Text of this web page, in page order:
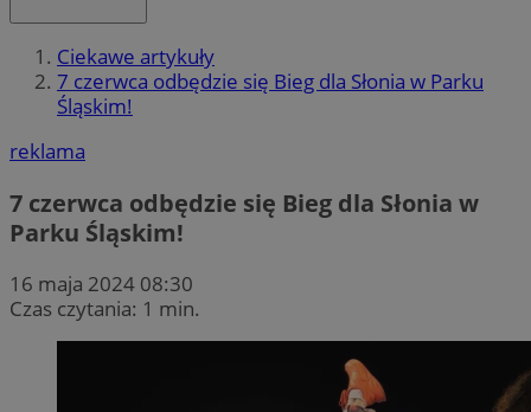
Ciekawe artykuły
7 czerwca odbędzie się Bieg dla Słonia w Parku
Śląskim!
reklama
7 czerwca odbędzie się Bieg dla Słonia w
Parku Śląskim!
16 maja 2024 08:30
Czas czytania: 1 min.